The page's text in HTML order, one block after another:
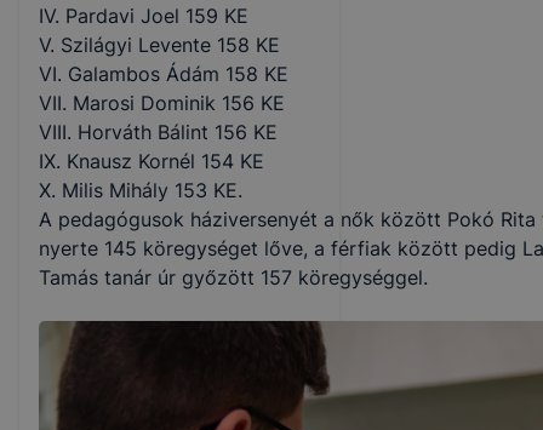
IV. Pardavi Joel 159 KE
V. Szilágyi Levente 158 KE
VI. Galambos Ádám 158 KE
VII. Marosi Dominik 156 KE
VIII. Horváth Bálint 156 KE
IX. Knausz Kornél 154 KE
X. Milis Mihály 153 KE.
A pedagógusok háziversenyét a nők között Pokó Rita
nyerte 145 köregységet lőve, a férfiak között pedig
Tamás tanár úr győzött 157 köregységgel.